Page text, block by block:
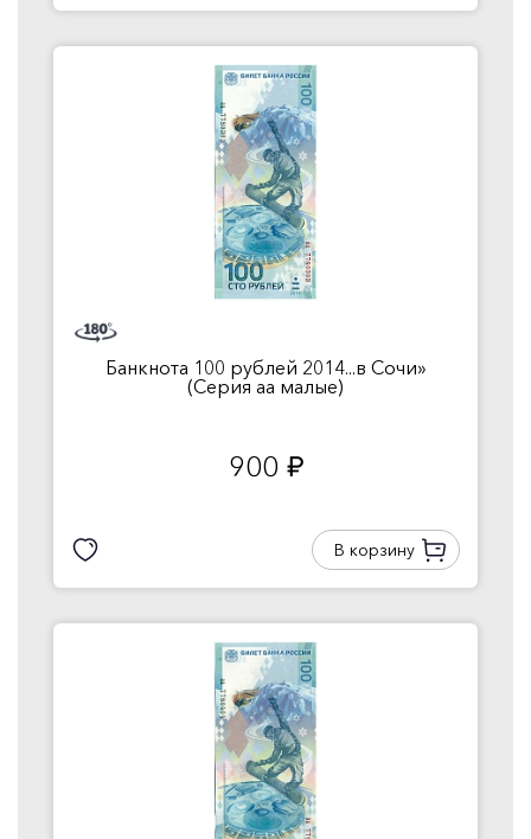
Банкнота 100 рублей 2014...в Сочи»
(Серия аа малые)
900 руб.
В корзину